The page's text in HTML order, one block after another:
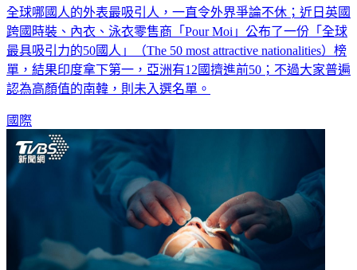
全球哪國人的外表最吸引人，一直令外界爭論不休；近日英國
跨國時裝、內衣、泳衣零售商「Pour Moi」公布了一份「全球
最具吸引力的50國人」（The 50 most attractive nationalities）榜
單，結果印度拿下第一，亞洲有12國擠進前50；不過大家普遍
認為高顏值的南韓，則未入選名單。
國際